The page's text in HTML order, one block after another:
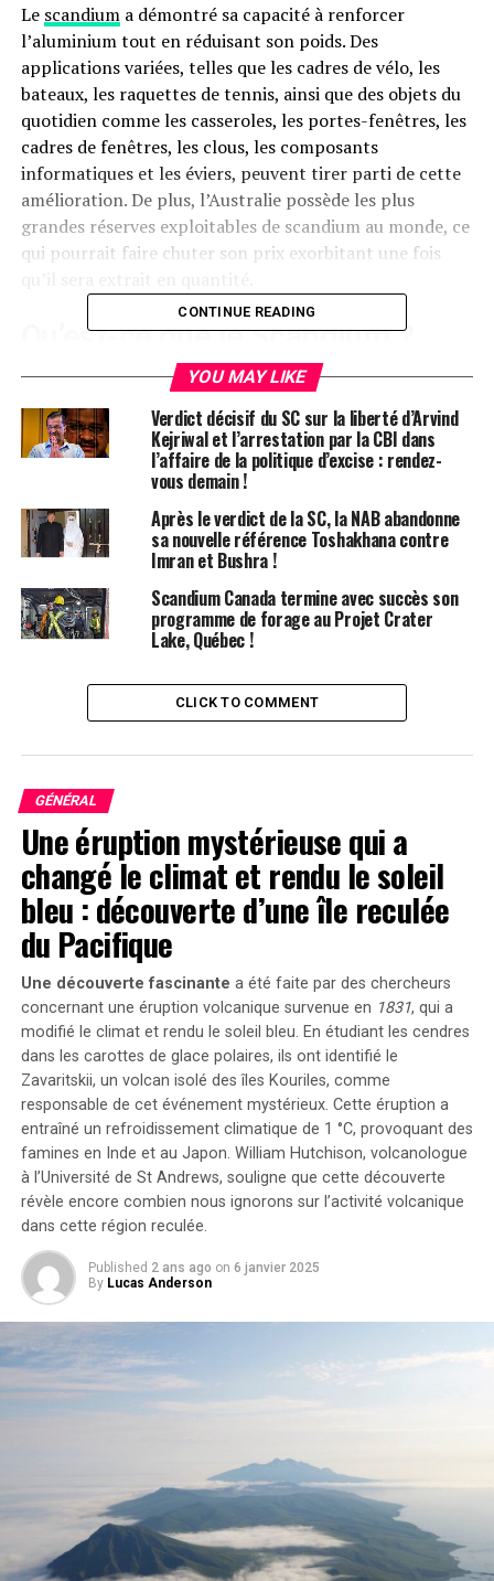
Le scandiuma démontré sa capacité à renforcer
l’aluminium tout en réduisant son poids. Des
applications variées, telles que les cadres de vélo, les
bateaux, les raquettes de tennis, ainsi que des objets du
quotidien comme les casseroles, les portes-fenêtres, les
cadres de fenêtres, les clous, les composants
informatiques et les éviers, peuvent tirer parti de cette
amélioration. De plus, l’Australie possède les plus
grandes réserves exploitables de scandium au monde, ce
qui pourrait faire chuter son prix exorbitant une fois
Qu’est-ce que le Scandium ?
Si ce terme vous est inconnu, ne vous inquiétez pas,
nous allons explorer le scandium en profondeur. Cet
élément a été envisagé pour la première fois par Dmitri
Mendeleïev dans les années 1860, mais il n’a été
découvert qu’en 1878 par le chimiste suédois Lars
Fredrik Nilson, qui l’a identifié en étudiant des minéraux
comme l’euxénite et la gadolinite. En réalité, le
scandium se trouve dans de nombreux autres minéraux,
notamment les phosphates d’aluminium, la muscovite,
le pyroxène, la bazzite et l’ixolite.
élément métallique argenté classé parmi les métaux de
transition. Bien qu’il soit souvent considéré comme un
élément des terres rares en raison de ses propriétés, il
élevée est difficile à trouver. Son traitement est
également complexe, ce qui limite les sources
disponibles. Ce n’est qu’en 1937 que le scandium a été
isolé sous sa forme pure, et il a fallu encore vingt-trois
ans pour produire une livre entière de scandium pur. En
raison d’un approvisionnement peu fiable, son
utilisation a été limitée, mais une source stable comme
celle d’Australie pourrait changer la donne et stimuler
la demande mondiale.
Applications Émergentes
Étant donné que le scandium est un métal coûteux en
raison de sa rareté, son potentiel d’utilisation dans
divers secteurs en fait un matériau très recherché. Si son
prix devenait plus abordable grâce à une augmentation
de l’offre, il pourrait être utilisé dans de nombreuses
applications, notamment dans le secteur des transports
et l’industrie énergétique en plein essor. Les utilisations
du scandium se répartissent généralement en trois
catégories :renforcement des alliages, propriétés
électriques et résistance à la chaleur
en lien avec les
piles à combustible à oxyde solide, et capture des
propriétés optiques pour améliorer l’éclairage naturel
Renforcement des Alliages
Le scandium est le meilleur agent de raffinement connu
CONTINUE READING
YOU MAY LIKE
Verdict décisif du SC sur la liberté d’Arvind
Kejriwal et l’arrestation par la CBI dans
l’affaire de la politique d’excise : rendez-
vous demain !
Après le verdict de la SC, la NAB abandonne
sa nouvelle référence Toshakhana contre
Imran et Bushra !
Scandium Canada termine avec succès son
programme de forage au Projet Crater
Lake, Québec !
CLICK TO COMMENT
GÉNÉRAL
Une éruption mystérieuse qui a
changé le climat et rendu le soleil
bleu : découverte d’une île reculée
du Pacifique
Une découverte fascinante a été faite par des chercheurs
concernant une éruption volcanique survenue en 1831, qui a
modifié le climat et rendu le soleil bleu. En étudiant les cendres
dans les carottes de glace polaires, ils ont identifié le
Zavaritskii, un volcan isolé des îles Kouriles, comme
responsable de cet événement mystérieux. Cette éruption a
entraîné un refroidissement climatique de 1 °C, provoquant des
famines en Inde et au Japon. William Hutchison, volcanologue
à l’Université de St Andrews, souligne que cette découverte
révèle encore combien nous ignorons sur l’activité volcanique
dans cette région reculée.
Published 2 ans ago on 6 janvier 2025
By Lucas Anderson